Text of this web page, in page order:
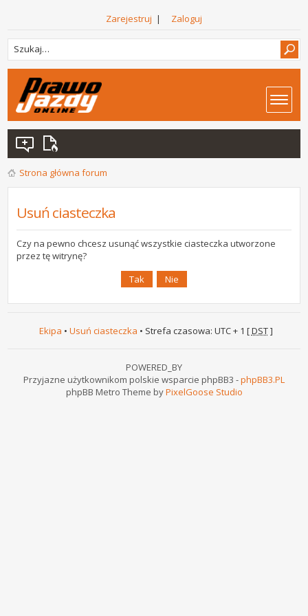
Zarejestruj | Zaloguj
Strona główna forum
Usuń ciasteczka
Czy na pewno chcesz usunąć wszystkie ciasteczka utworzone
przez tę witrynę?
Ekipa • Usuń ciasteczka • Strefa czasowa: UTC + 1 [DST]
POWERED_BY
Przyjazne użytkownikom polskie wsparcie phpBB3 -phpBB3.PL
phpBB Metro Theme byPixelGoose Studio